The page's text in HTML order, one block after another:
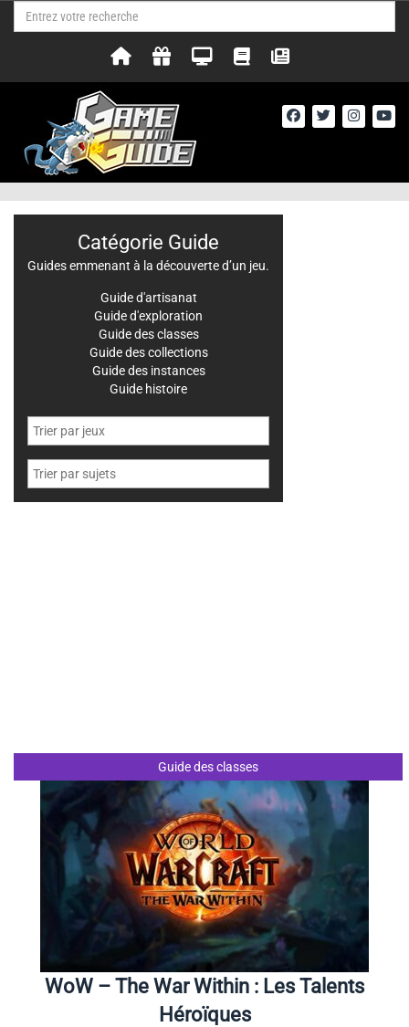
Guide des classes
WoW – The War Within : Les Talents
Héroïques
Catégorie Guide
Guides emmenant à la découverte d’un jeu.
Guide d'artisanat
Guide d'exploration
Guide des classes
Guide des collections
Guide des instances
Guide histoire